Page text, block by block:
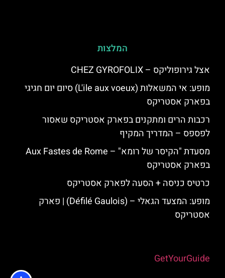
המלצות
אצל גירופוליקס – CHEZ GYROFOLIX
מופע: אי המשאלות (L'ile aux voeux) סיום יום חגיגי
בפארק אסטריקס
רכבות הרים ומתקנים בפארק אסטריקס שאסור
לפספס – המדריך המקיף
מסעדת "הקיסר של רומא" – Aux Fastes de Rome
בפארק אסטריקס
כרטיס כניסה + הסעה לפארק אסטריקס
מופע: המצעד הגאלי – (Défilé Gaulois) | פארק
אסטריקס
GetYourGuide